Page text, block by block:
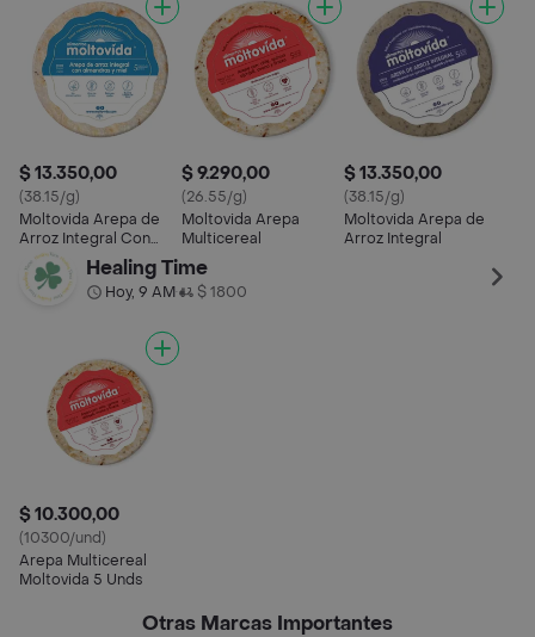
$ 13.350,00
(38.15/g)
Moltovida Arepa de
Arroz Integral Con
Almendras y Miel
$ 9.290,00
(26.55/g)
Moltovida Arepa
Multicereal
$ 13.350,00
(38.15/g)
Moltovida Arepa de
Arroz Integral
Healing Time
Hoy, 9 AM• $ 1800
$ 10.300,00
(10300/und)
Arepa Multicereal
Moltovida 5 Unds
Otras Marcas Importantes